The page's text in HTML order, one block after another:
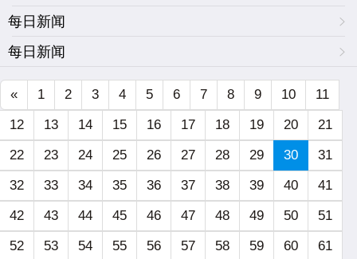
每日新闻
每日新闻
« 1 2 3 4 5 6 7 8 9 10
11
12
13 14 15 16 17 18 19 20
21
22
23 24 25 26 27 28 29 30
31
32
33 34 35 36 37 38 39 40
41
42
43 44 45 46 47 48 49 50
51
52
53 54 55 56 57 58 59 60
61